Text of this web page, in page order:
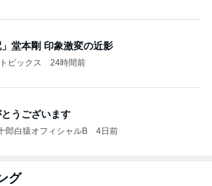
」堂本剛 印象激変の近影
ピックス 24時間前
うございます
郎白猿オフィシャルB 4日前
グ